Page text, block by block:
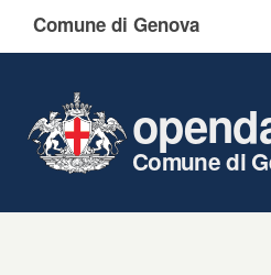
Comune di Genova
Comune di